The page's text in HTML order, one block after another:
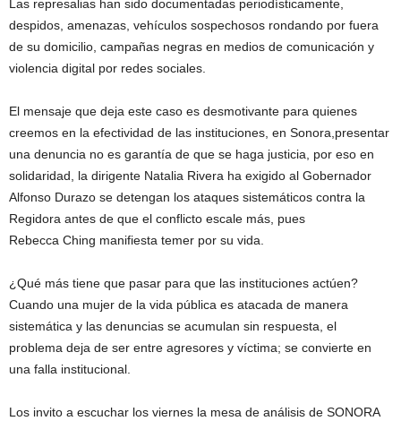
Las represalias han sido documentadas periodísticamente,
despidos, amenazas, vehículos sospechosos rondando por fuera
de su domicilio, campañas negras en medios de comunicación y
violencia digital por redes sociales.
El mensaje que deja este caso es desmotivante para quienes
creemos en la efectividad de las instituciones, en Sonora,presentar
una denuncia no es garantía de que se haga justicia, por eso en
solidaridad, la dirigente Natalia Rivera ha exigido al Gobernador
Alfonso Durazo se detengan los ataques sistemáticos contra la
Regidora antes de que el conflicto escale más, pues
Rebecca Ching manifiesta temer por su vida.
¿Qué más tiene que pasar para que las instituciones actúen?
Cuando una mujer de la vida pública es atacada de manera
sistemática y las denuncias se acumulan sin respuesta, el
problema deja de ser entre agresores y víctima; se convierte en
una falla institucional.
Los invito a escuchar los viernes la mesa de análisis de SONORA